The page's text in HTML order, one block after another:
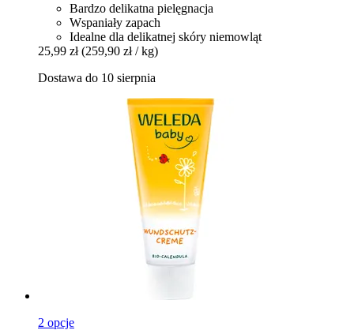
Bardzo delikatna pielęgnacja
Wspaniały zapach
Idealne dla delikatnej skóry niemowląt
25,99 zł (259,90 zł / kg)
Dostawa do 10 sierpnia
2 opcje